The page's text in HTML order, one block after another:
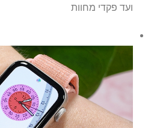
ועד פקדי מחוות